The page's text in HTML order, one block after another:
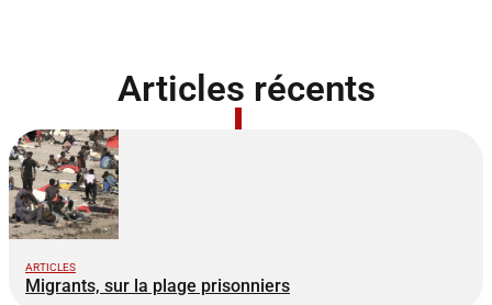
Articles récents
ARTICLES
Migrants, sur la plage prisonniers